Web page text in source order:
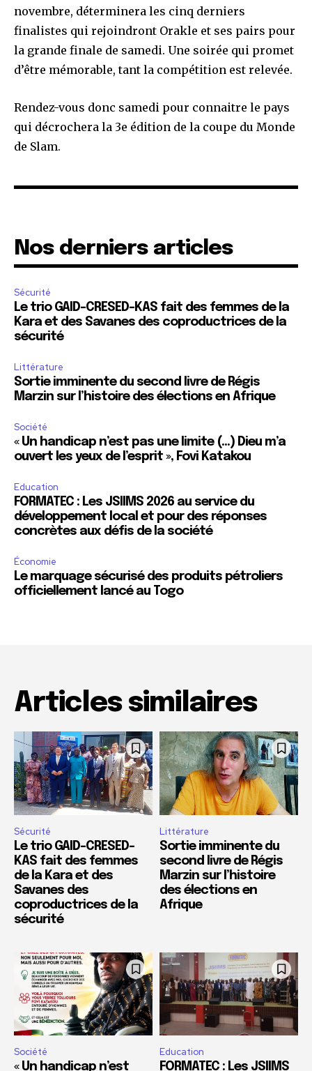
novembre, déterminera les cinq derniers
finalistes qui rejoindront Orakle et ses pairs pour
la grande finale de samedi. Une soirée qui promet
d’être mémorable, tant la compétition est relevée.
Rendez-vous donc samedi pour connaitre le pays
qui décrochera la 3e édition de la coupe du Monde
de Slam.
Nos derniers articles
Sécurité
Le trio GAID-CRESED-KAS fait des femmes de la
Kara et des Savanes des coproductrices de la
sécurité
Littérature
Sortie imminente du second livre de Régis
Marzin sur l’histoire des élections en Afrique
Société
« Un handicap n’est pas une limite (…) Dieu m’a
ouvert les yeux de l’esprit », Fovi Katakou
Education
FORMATEC : Les JSIIMS 2026 au service du
développement local et pour des réponses
concrètes aux défis de la société
Économie
Le marquage sécurisé des produits pétroliers
officiellement lancé au Togo
Articles similaires
Sécurité
Le trio GAID-CRESED-
KAS fait des femmes
de la Kara et des
Savanes des
coproductrices de la
sécurité
Littérature
Sortie imminente du
second livre de Régis
Marzin sur l’histoire
des élections en
Afrique
Société
« Un handicap n’est
Education
FORMATEC : Les JSIIMS